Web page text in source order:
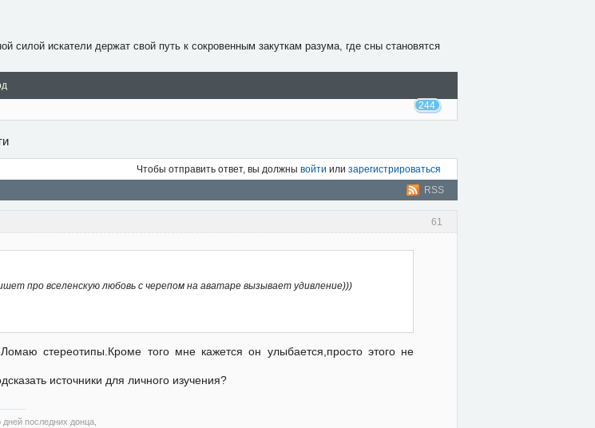
силой искатели держат свой путь к сокровенным закуткам разума, где сны становятся
244
Чтобы отправить ответ, вы должны войти или зарегистрироваться
RSS
61
про вселенскую любовь с черепом на аватаре вызывает удивление)))
стереотипы.Кроме того мне кажется он улыбается,просто этого не
источники для личного изучения?
дней последних донца,